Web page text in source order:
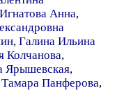
Игнатова Анна,
, Галина Ильина
Колчанова,
Ярышевская,
Тамара Панферова,